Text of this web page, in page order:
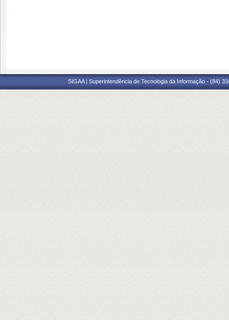
SIGAA | Superintendência de Tecnologia da Informação - (84)